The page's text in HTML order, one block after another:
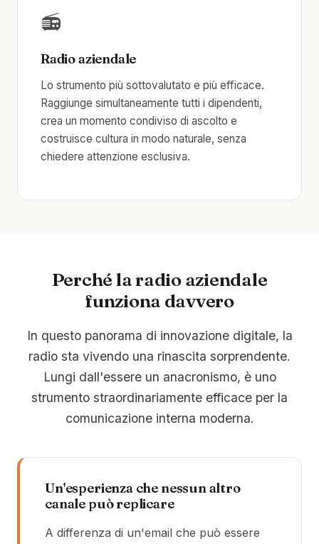
📻
Radio aziendale
Lo strumento più sottovalutato e più efficace.
Raggiunge simultaneamente tutti i dipendenti,
crea un momento condiviso di ascolto e
costruisce cultura in modo naturale, senza
chiedere attenzione esclusiva.
Perché la radio aziendale
funziona davvero
In questo panorama di innovazione digitale, la
radio sta vivendo una rinascita sorprendente.
Lungi dall'essere un anacronismo, è uno
strumento straordinariamente efficace per la
comunicazione interna moderna.
Un'esperienza che nessun altro
canale può replicare
A differenza di un'email che può essere